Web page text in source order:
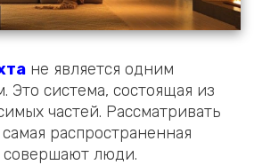
не является одним
Это система, состоящая из
частей. Рассматривать
распространенная
люди.